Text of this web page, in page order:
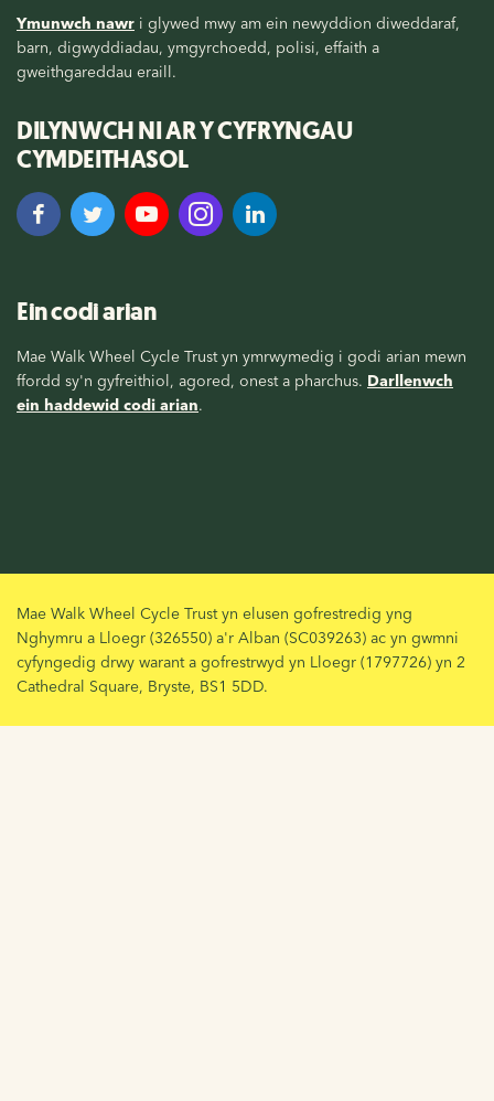
Ymunwch nawr i glywed mwy am ein newyddion diweddaraf,
barn, digwyddiadau, ymgyrchoedd, polisi, effaith a
gweithgareddau eraill.
DILYNWCH NI AR Y CYFRYNGAU
CYMDEITHASOL
Ein codi arian
Mae Walk Wheel Cycle Trust yn ymrwymedig i godi arian mewn
ffordd sy'n gyfreithiol, agored, onest a pharchus. Darllenwch
ein haddewid codi arian.
Mae Walk Wheel Cycle Trust yn elusen gofrestredig yng
Nghymru a Lloegr (326550) a'r Alban (SC039263) ac yn gwmni
cyfyngedig drwy warant a gofrestrwyd yn Lloegr (1797726) yn 2
Cathedral Square, Bryste, BS1 5DD.